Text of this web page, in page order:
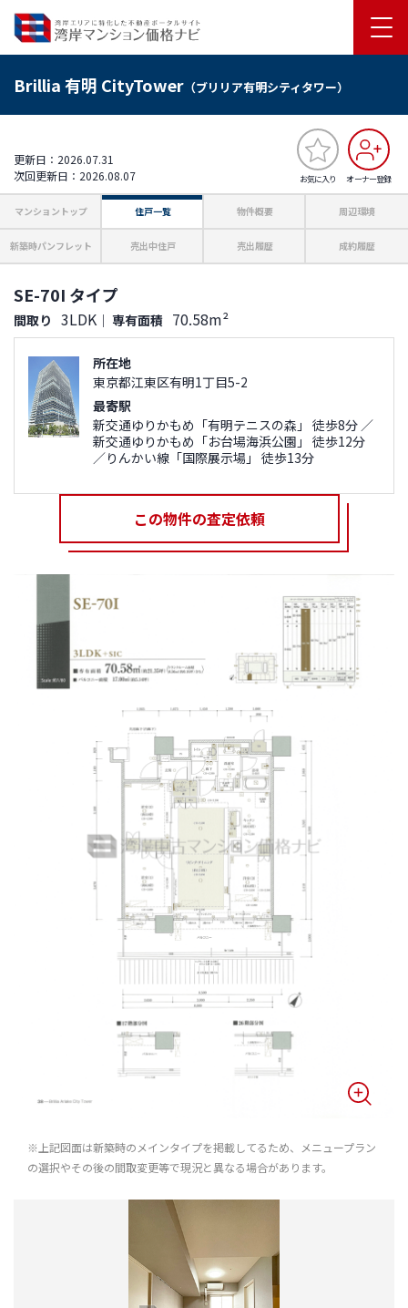
Brillia 有明 CityTower （ブリリア有明シティタワー）
お気に入り オーナー登録
更新日：2026.07.31
次回更新日：2026.08.07
マンショントップ 住戸一覧 物件概要 周辺環境
新築時パンフレット 売出中住戸 売出履歴 成約履歴
SE-70I タイプ
間取り 3LDK ｜ 専有面積 70.58m²
所在地
東京都江東区有明1丁目5-2
最寄駅
新交通ゆりかもめ「有明テニスの森」 徒歩8分 ／
新交通ゆりかもめ「お台場海浜公園」 徒歩12分
／りんかい線「国際展示場」 徒歩13分
この物件の査定依頼
※上記図面は新築時のメインタイプを掲載してるため、メニュープラン
の選択やその後の間取変更等で現況と異なる場合があります。